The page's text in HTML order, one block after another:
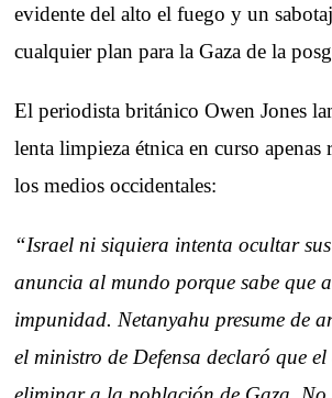
evidente del alto el fuego y un
cualquier plan para la Gaza de la
El periodista británico Owen Jones
lenta limpieza étnica en curso apenas
los medios occidentales:
“Israel ni siquiera intenta ocultar
anuncia al mundo porque sabe que
impunidad. Netanyahu presume de
el ministro de Defensa declaró que el